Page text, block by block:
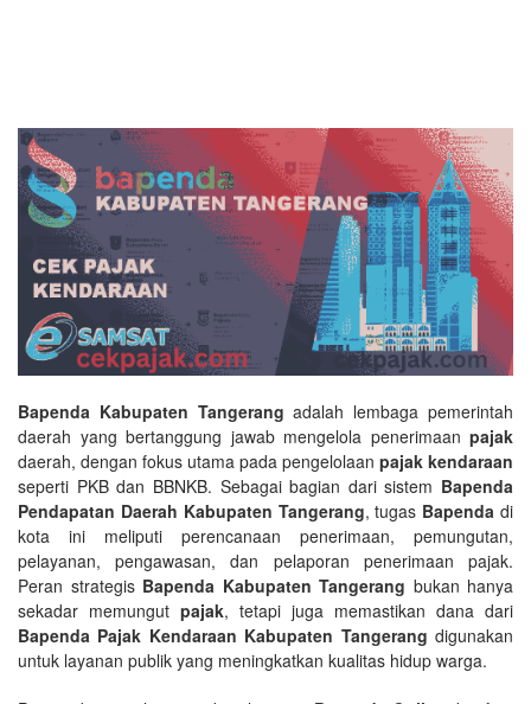
Bapenda Kabupaten Tangerang adalah lembaga pemerintah
daerah yang bertanggung jawab mengelola penerimaan pajak
daerah, dengan fokus utama pada pengelolaan pajak kendaraan
seperti PKB dan BBNKB. Sebagai bagian dari sistem Bapenda
Pendapatan Daerah Kabupaten Tangerang, tugas Bapenda di
kota ini meliputi perencanaan penerimaan, pemungutan,
pelayanan, pengawasan, dan pelaporan penerimaan pajak.
Peran strategis Bapenda Kabupaten Tangerang bukan hanya
sekadar memungut pajak, tetapi juga memastikan dana dari
Bapenda Pajak Kendaraan Kabupaten Tangerang digunakan
untuk layanan publik yang meningkatkan kualitas hidup warga.